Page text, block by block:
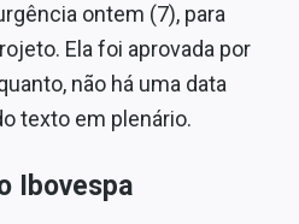
ontem (7), para
Ela foi aprovada por
não há uma data
texto em plenário.
Ibovespa